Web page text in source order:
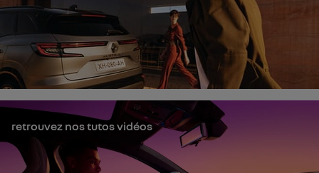
retrouvez nos tutos vidéos